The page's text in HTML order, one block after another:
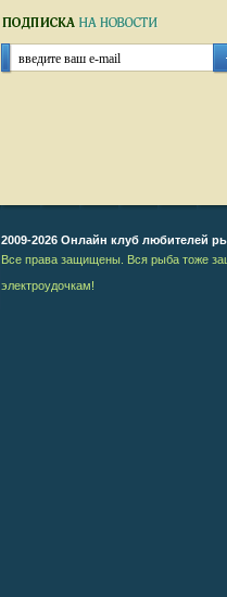
2009-2026 Онлайн клуб любителей
Все права защищены. Вся рыба тоже
электроудочкам!